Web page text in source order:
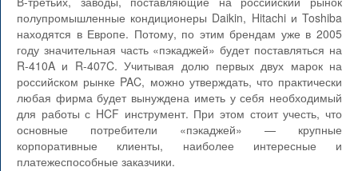
полупромышленные кондиционеры Daikin, Hitachi и Toshiba
находятся в Европе. Потому, по этим брендам уже в 2005
году значительная часть «пэкаджей» будет поставляться на
R-410A и R-407C. Учитывая долю первых двух марок на
российском рынке PAC, можно утверждать, что практически
любая фирма будет вынуждена иметь у себя необходимый
для работы с HCF инструмент. При этом стоит учесть, что
основные потребители «пэкаджей» — крупные
корпоративные клиенты, наиболее интересные и
платежеспособные заказчики.